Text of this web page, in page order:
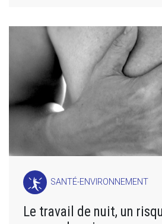
SANTÉ-ENVIRONNEMENT
Le travail de nuit, un